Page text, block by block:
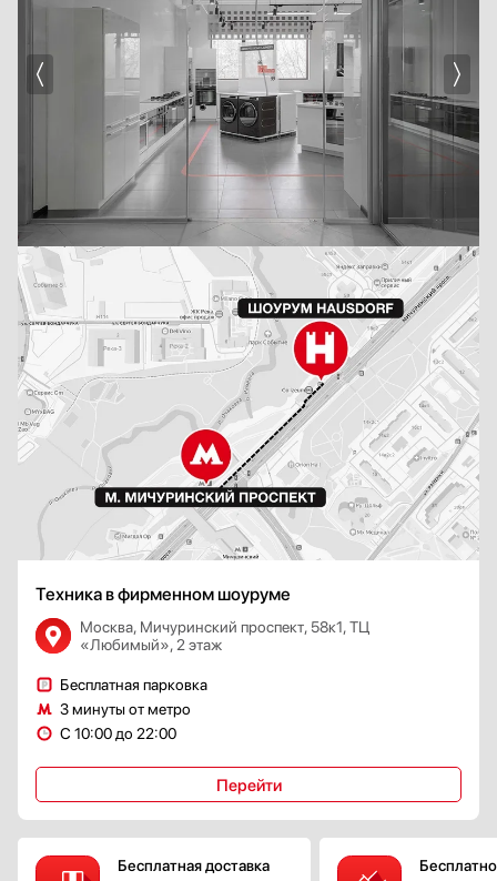
Техника в фирменном шоуруме
Москва, Мичуринский проспект, 58к1, ТЦ
«Любимый», 2 этаж
Бесплатная парковка
3 минуты от метро
С 10:00 до 22:00
Перейти
Бесплатная доставка